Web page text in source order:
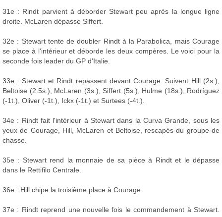
31e : Rindt parvient à déborder Stewart peu après la longue ligne
droite. McLaren dépasse Siffert.
32e : Stewart tente de doubler Rindt à la Parabolica, mais Courage
se place à l'intérieur et déborde les deux compères. Le voici pour la
seconde fois leader du GP d'Italie.
33e : Stewart et Rindt repassent devant Courage. Suivent Hill (2s.),
Beltoise (2.5s.), McLaren (3s.), Siffert (5s.), Hulme (18s.), Rodríguez
(-1t.), Oliver (-1t.), Ickx (-1t.) et Surtees (-4t.).
34e : Rindt fait l'intérieur à Stewart dans la Curva Grande, sous les
yeux de Courage, Hill, McLaren et Beltoise, rescapés du groupe de
chasse.
35e : Stewart rend la monnaie de sa pièce à Rindt et le dépasse
dans le Rettifilo Centrale.
36e : Hill chipe la troisième place à Courage.
37e : Rindt reprend une nouvelle fois le commandement à Stewart.